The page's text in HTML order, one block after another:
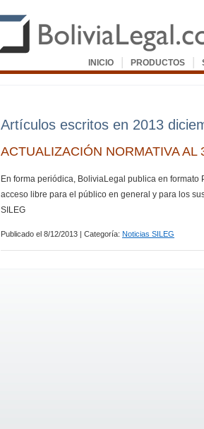
INICIO | PRODUCTOS |
Artículos escritos en 2013
ACTUALIZACIÓN NORMATIVA
En forma periódica, BoliviaLegal publica en
acceso libre para el público en general y para los
SILEG
Publicado el 8/12/2013 | Categoría: Noticias SILEG